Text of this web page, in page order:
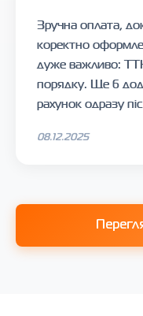
Зручна оплата,
коректно
дуже важливо:
порядку. Ще б
рахунок одразу
08.12.2025